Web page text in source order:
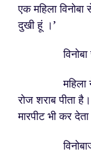
एक महिला
दुखी हूं ।’
विनोबा जी ने
महिला ने रुंधे
रोज शराब पीता
मारपीट भी कर
विनोबाजी ने